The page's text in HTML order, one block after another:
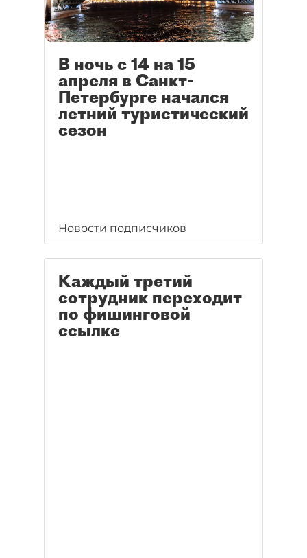
В ночь с 14 на 15
апреля в Санкт-
Петербурге начался
летний туристический
сезон
Новости подписчиков
Каждый третий
сотрудник переходит
по фишинговой
ссылке